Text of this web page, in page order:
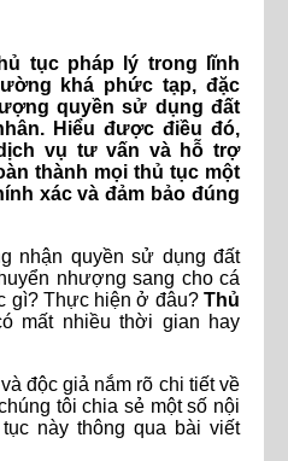
tục pháp lý trong lĩnh
khá phức tạp, đặc
quyền sử dụng đất
Hiểu được điều đó,
vụ tư vấn và hỗ trợ
thành mọi thủ tục một
xác và đảm bảo đúng
nhận quyền sử dụng đất
nhượng sang cho cá
gì? Thực hiện ở đâu? Thủ
mất nhiều thời gian hay
độc giả nắm rõ chi tiết về
tôi chia sẻ một số nội
này thông qua bài viết